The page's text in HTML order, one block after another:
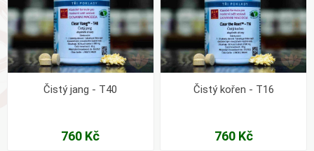
Čistý jang - T40
760 Kč
Čistý kořen - T16
760 Kč